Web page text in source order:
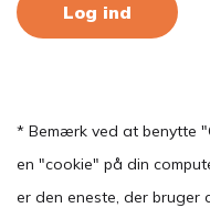
Log ind
* Bemærk ved at benytte
en "cookie" på din
er den eneste, der bruger